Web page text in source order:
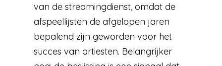
van de streamingdienst, omdat de
afspeellijsten de afgelopen jaren
bepalend zijn geworden voor het
succes van artiesten. Belangrijker